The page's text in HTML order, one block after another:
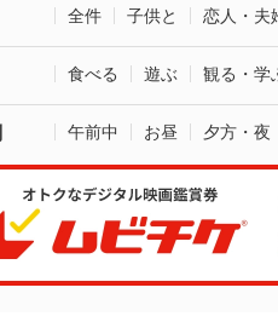
全件 子供と 恋人・夫
食べる 遊ぶ 観る・学
午前中 お昼 夕方・夜